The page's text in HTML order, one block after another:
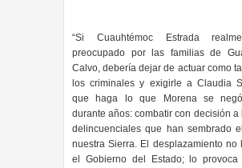
“Si Cuauhtémoc Estrada
preocupado por las familias de
Calvo, debería dejar de actuar como
los criminales y exigirle a Claudia
que haga lo que Morena se
durante años: combatir con decisión a
delincuenciales que han sembrado
nuestra Sierra. El desplazamiento no
el Gobierno del Estado; lo provoca